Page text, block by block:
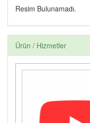
ELİT SPOR CENTER
Resim Bulunamadı.
Ürün / Hizmetler